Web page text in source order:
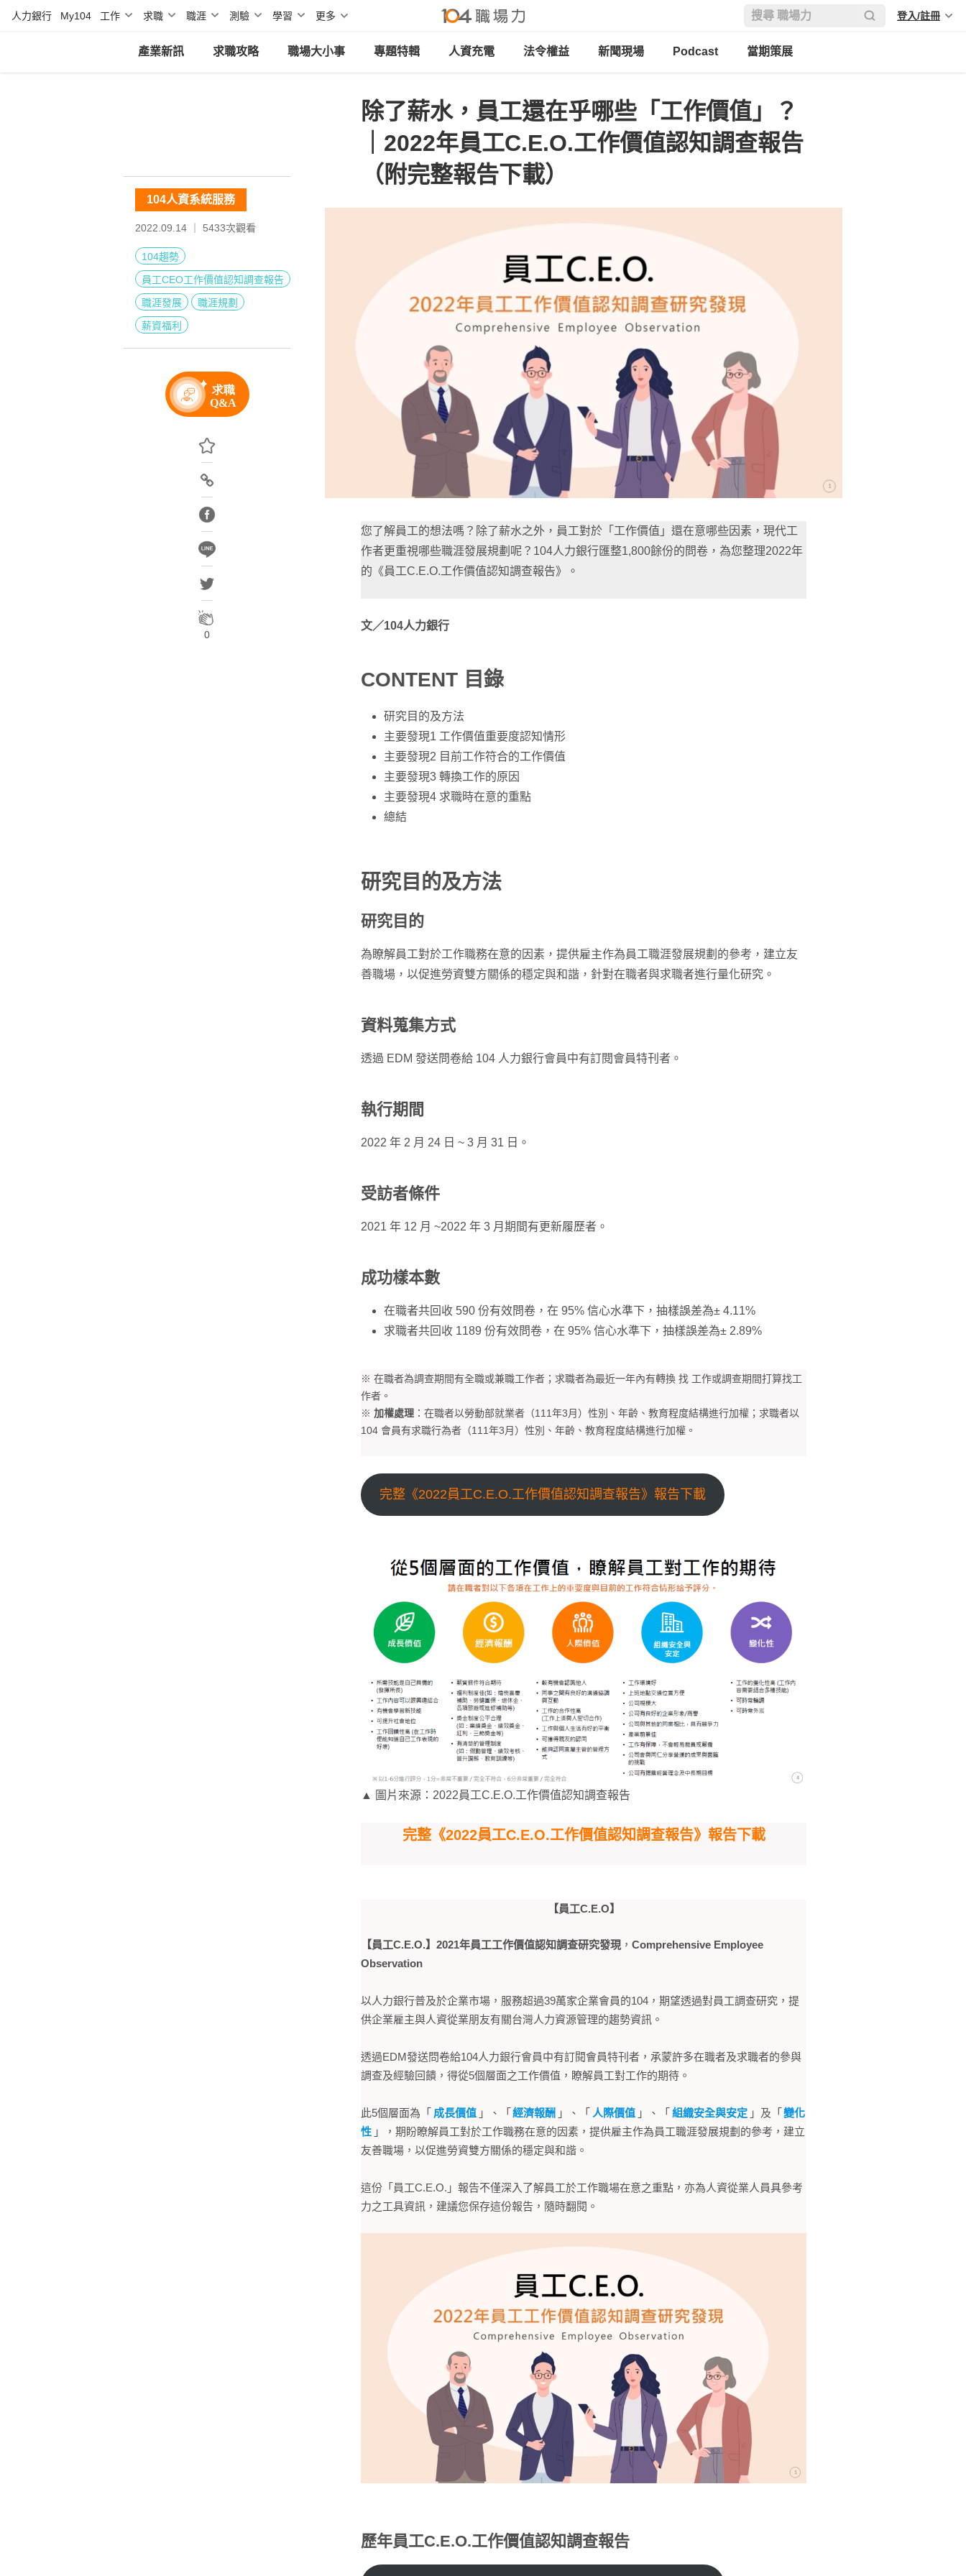
人力銀行 My104 工作 求職 職涯 測驗 學習 更多 登入/註冊
產業新訊 求職攻略 職場大小事 專題特輯 人資充電 法令權益 新聞現場 Podcast 當期策展
104人資系統服務
2022.09.14 ｜ 5433次觀看
104趨勢
員工CEO工作價值認知調查報告
職涯發展
職涯規劃
薪資福利
0
除了薪水，員工還在乎哪些「工作價值」？
｜2022年員工C.E.O.工作價值認知調查報告
（附完整報告下載）
您了解員工的想法嗎？除了薪水之外，員工對於「工作價值」還在意哪些因素，現代工
作者更重視哪些職涯發展規劃呢？104人力銀行匯整1,800餘份的問卷，為您整理2022年
的《員工C.E.O.工作價值認知調查報告》。
文／104人力銀行
CONTENT 目錄
研究目的及方法
主要發現1 工作價值重要度認知情形
主要發現2 目前工作符合的工作價值
主要發現3 轉換工作的原因
主要發現4 求職時在意的重點
總結
研究目的及方法
研究目的
為瞭解員工對於工作職務在意的因素，提供雇主作為員工職涯發展規劃的參考，建立友
善職場，以促進勞資雙方關係的穩定與和諧，針對在職者與求職者進行量化研究。
資料蒐集方式
透過 EDM 發送問卷給 104 人力銀行會員中有訂閱會員特刊者。
執行期間
2022 年 2 月 24 日 ~ 3 月 31 日。
受訪者條件
2021 年 12 月 ~2022 年 3 月期間有更新履歷者。
成功樣本數
在職者共回收 590 份有效問卷，在 95% 信心水準下，抽樣誤差為± 4.11%
求職者共回收 1189 份有效問卷，在 95% 信心水準下，抽樣誤差為± 2.89%
※ 在職者為調查期間有全職或兼職工作者；求職者為最近一年內有轉換 找 工作或調查期間打算找工
作者。
※ 加權處理 ：在職者以勞動部就業者（111年3月）性別、年齡、教育程度結構進行加權；求職者以
104 會員有求職行為者（111年3月）性別、年齡、教育程度結構進行加權。
完整《2022員工C.E.O.工作價值認知調查報告》報告下載
▲ 圖片來源：2022員工C.E.O.工作價值認知調查報告
完整《2022員工C.E.O.工作價值認知調查報告》報告下載
【員工C.E.O】
【員工C.E.O.】2021年員工工作價值認知調查研究發現 ， Comprehensive Employee
Observation
以人力銀行普及於企業市場，服務超過39萬家企業會員的104，期望透過對員工調查研究，提
供企業雇主與人資從業朋友有關台灣人力資源管理的趨勢資訊。
透過EDM發送問卷給104人力銀行會員中有訂閱會員特刊者，承蒙許多在職者及求職者的參與
調查及經驗回饋，得從5個層面之工作價值，瞭解員工對工作的期待。
此5個層面為「 成長價值 」、「 經濟報酬 」、「 人際價值 」、「 組織安全與安定 」及「 變化
性 」，期盼瞭解員工對於工作職務在意的因素，提供雇主作為員工職涯發展規劃的參考，建立
友善職場，以促進勞資雙方關係的穩定與和諧。
這份「員工C.E.O.」報告不僅深入了解員工於工作職場在意之重點，亦為人資從業人員具參考
力之工具資訊，建議您保存這份報告，隨時翻閱。
歷年員工C.E.O.工作價值認知調查報告